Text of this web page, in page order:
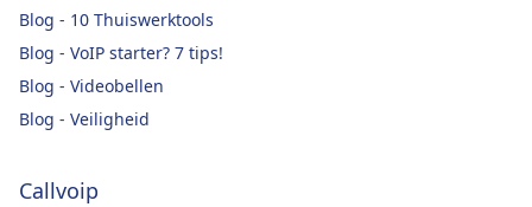
Blog - 10 Thuiswerktools
Blog - VoIP starter? 7 tips!
Blog - Videobellen
Blog - Veiligheid
Callvoip